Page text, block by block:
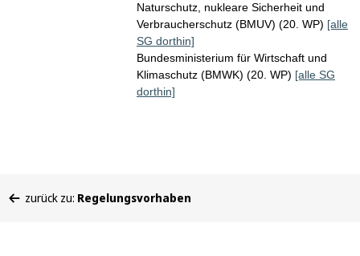
Naturschutz, nukleare Sicherheit und
Verbraucherschutz (BMUV) (20. WP) [alle
SG dorthin]
Bundesministerium für Wirtschaft und
Klimaschutz (BMWK) (20. WP) [alle SG
dorthin]
befinden
zurück zu: Regelungsvorhaben